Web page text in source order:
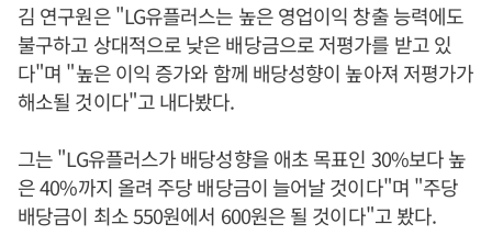
김 연구원은 "LG유플러스는 높은 영업이익 창출 능력에도
불구하고 상대적으로 낮은 배당금으로 저평가를 받고 있
다"며 "높은 이익 증가와 함께 배당성향이 높아져 저평가가
해소될 것이다"고 내다봤다.
그는 "LG유플러스가 배당성향을 애초 목표인 30%보다 높
은 40%까지 올려 주당 배당금이 늘어날 것이다"며 "주당
배당금이 최소 550원에서 600원은 될 것이다"고 봤다.